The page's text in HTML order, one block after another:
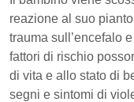
reazione al suo
trauma sull’encefalo
fattori di rischio
di vita e allo stato di
segni e sintomi di